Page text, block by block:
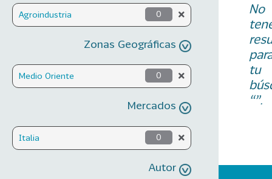
Agroindustria 0
Zonas Geográficas
Medio Oriente 0
Mercados
Italia 0
Autor
No
tu
“”.